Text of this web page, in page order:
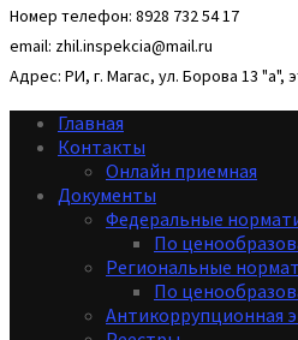
Номер телефон: 8928 732 54 17
email: zhil.inspekcia@mail.ru
Адрес: РИ, г. Магас, ул. Борова 13 "а",
Главная
Контакты
Онлайн приемная
Документы
Федеральные
По
Региональные
По
Антикоррупционная